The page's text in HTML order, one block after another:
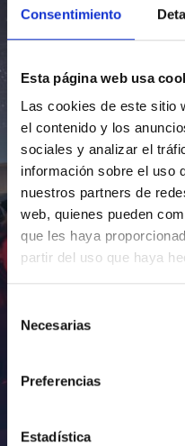
Consentimiento
Esta página web usa
Las cookies de este sitio
el contenido y los
sociales y analizar el
información sobre el uso
nuestros partners de
web, quienes pueden
que les haya
partir del uso que haya
Necesarias
Preferencias
Estadística
Inauguración de